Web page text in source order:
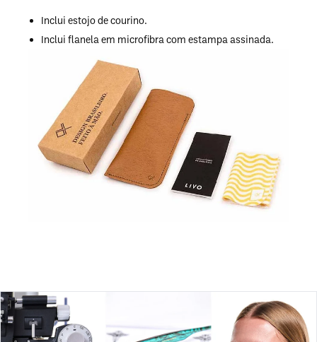
Inclui estojo de courino.
Inclui flanela em microfibra com estampa assinada.